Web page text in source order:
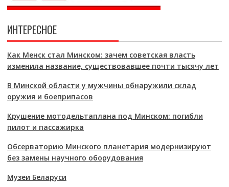
ИНТЕРЕСНОЕ
Как Менск стал Минском: зачем советская власть
изменила название, существовавшее почти тысячу лет
В Минской области у мужчины обнаружили склад
оружия и боеприпасов
Крушение мотодельтаплана под Минском: погибли
пилот и пассажирка
Обсерваторию Минского планетария модернизируют
без замены научного оборудования
Музеи Беларуси